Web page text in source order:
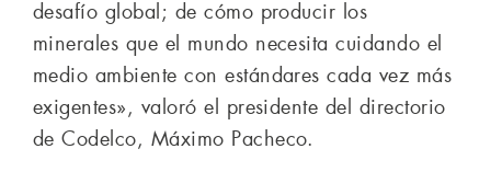
desafío global; de cómo producir los
minerales que el mundo necesita cuidando el
medio ambiente con estándares cada vez más
exigentes», valoró el presidente del directorio
de Codelco, Máximo Pacheco.